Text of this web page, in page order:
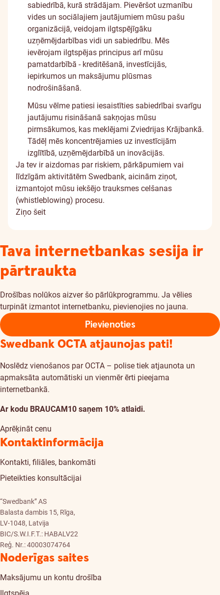
sabiedrībā, kurā strādājam. Pievēršot uzmanību
vides un sociālajiem jautājumiem mūsu pašu
organizācijā, veidojam ilgtspējīgāku
uzņēmējdarbības vidi un sabiedrību. Mēs
ievērojam ilgtspējas principus arī mūsu
pamatdarbībā - kreditēšanā, investīcijās,
iepirkumos un maksājumu plūsmas
nodrošināšanā.
Mūsu vēlme patiesi iesaistīties sabiedrībai svarīgu
jautājumu risināšanā sakņojas mūsu
pirmsākumos, kas meklējami Zviedrijas Krājbankā.
Tādēļ mēs koncentrējamies uz investīcijām
izglītībā, uzņēmējdarbībā un inovācijās.
Ja tev ir aizdomas par riskiem, pārkāpumiem vai
līdzīgām aktivitātēm Swedbank, aicinām ziņot,
izmantojot mūsu iekšējo trauksmes celšanas
(whistleblowing) procesu.
Ziņo šeit
Tava internetbankas sesija ir
pārtraukta
Drošības nolūkos aizver šo pārlūkprogrammu. Ja vēlies
turpināt izmantot internetbanku, pievienojies no jauna.
Pievienoties
Swedbank OCTA atjaunojas pati!
Noslēdz vienošanos par OCTA – polise tiek atjaunota un
apmaksāta automātiski un vienmēr ērti pieejama
internetbankā.
Ar kodu BRAUCAM10 saņem 10% atlaidi.
Aprēķināt cenu
Kontaktinformācija
Kontakti, filiāles, bankomāti
Pieteikties konsultācijai
“Swedbank” AS
Balasta dambis 15, Rīga,
LV-1048, Latvija
BIC/S.W.I.F.T.: HABALV22
Reģ. Nr.: 40003074764
Noderīgas saites
Maksājumu un kontu drošība